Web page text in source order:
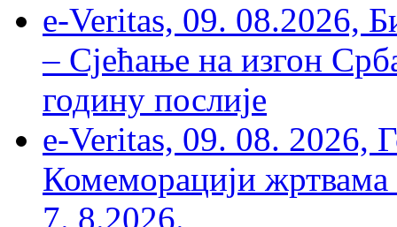
e-Veritas, 09. 08.2026,
– Сјећање на изгон
годину послије
e-Veritas, 09. 08. 2026,
Комеморацији жртвама
7. 8.2026.